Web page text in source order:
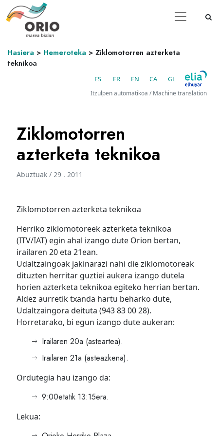
Hasiera > Hemeroteka > Ziklomotorren azterketa
teknikoa
ES FR EN CA GL
Itzulpen automatikoa / Machine translation
Ziklomotorren
azterketa teknikoa
Abuztuak / 29 . 2011
Ziklomotorren azterketa teknikoa
Herriko ziklomotoreek azterketa teknikoa
(ITV/IAT) egin ahal izango dute Orion bertan,
irailaren 20 eta 21ean.
Udaltzaingoak jakinarazi nahi die ziklomotoreak
dituzten herritar guztiei aukera izango dutela
horien azterketa teknikoa egiteko herrian bertan.
Aldez aurretik txanda hartu beharko dute,
Udaltzaingora deituta (943 83 00 28).
Horretarako, bi egun izango dute aukeran:
Irailaren 20a (asteartea).
Irailaren 21a (asteazkena).
Ordutegia hau izango da:
9:00etatik 13:15era.
Lekua: